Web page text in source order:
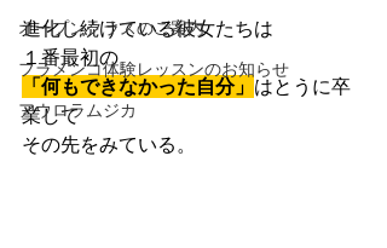
オープンクラスのご案内
フラメンコ体験レッスンのお知らせ
アウロラムジカ
進化し続けている彼女たちは
１番最初の
「何もできなかった自分」 はとうに卒
業して
その先をみている。